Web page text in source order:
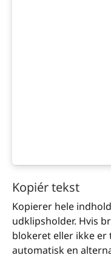
Kopiér tekst
Kopierer hele
udklipsholder. Hvis
blokeret eller ikke
automatisk en